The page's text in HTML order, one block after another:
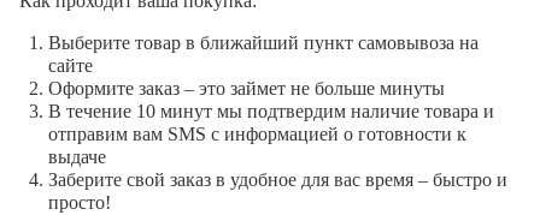
Выберите товар в ближайший пункт самовывоза на
сайте
Оформите заказ – это займет не больше минуты
В течение 10 минут мы подтвердим наличие товара и
отправим вам SMS с информацией о готовности к
выдаче
Заберите свой заказ в удобное для вас время – быстро и
просто!